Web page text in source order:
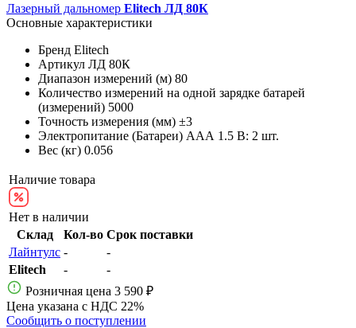
Лазерный дальномер Elitech ЛД 80К
Основные характеристики
Бренд Elitech
Артикул ЛД 80К
Диапазон измерений (м) 80
Количество измерений на одной зарядке батарей
(измерений) 5000
Точность измерения (мм) ±3
Электропитание (Батареи) AAА 1.5 В: 2 шт.
Вес (кг) 0.056
Наличие товара
Нет в наличии
Склад
Кол-во Срок поставки
Лайнтулс -
-
Elitech
-
-
Розничная цена 3 590 ₽
Цена указана с НДС 22%
Сообщить о поступлении